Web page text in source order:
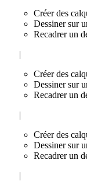
Créer des
Dessiner sur
Recadrer un
|
Créer des
Dessiner sur
Recadrer un
|
Créer des
Dessiner sur
Recadrer un
|